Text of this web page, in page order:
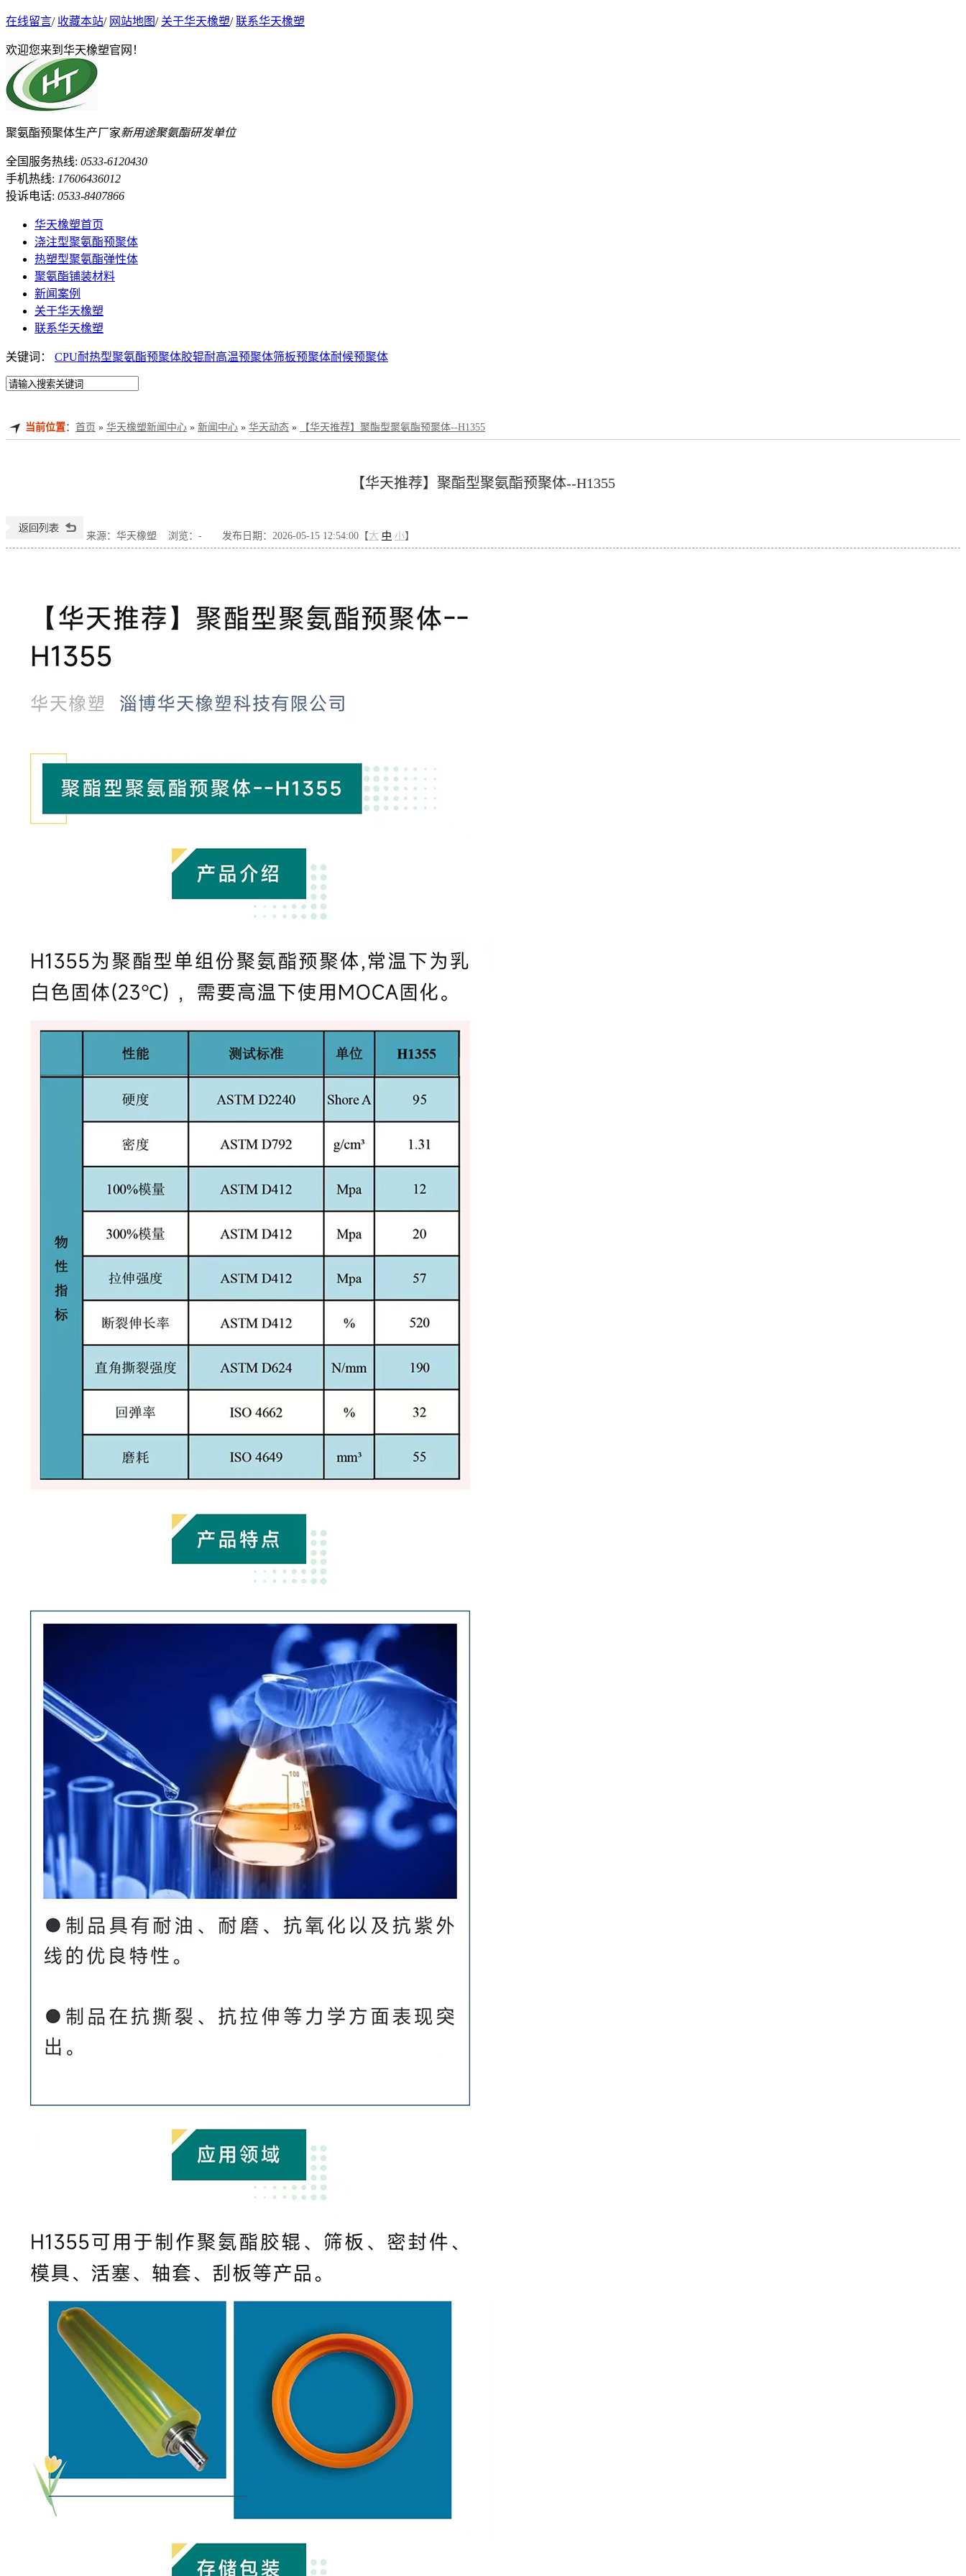
在线留言/ 收藏本站/ 网站地图/ 关于华天橡塑/联系华天橡塑
欢迎您来到华天橡塑官网！
聚氨酯预聚体生产厂家新用途聚氨酯研发单位
全国服务热线: 0533-6120430
手机热线: 17606436012
投诉电话: 0533-8407866
华天橡塑首页
浇注型聚氨酯预聚体
热塑型聚氨酯弹性体
聚氨酯铺装材料
新闻案例
关于华天橡塑
联系华天橡塑
关键词： CPU耐热型聚氨酯预聚体胶辊耐高温预聚体筛板预聚体耐候预聚体
当前位置： 首页 » 华天橡塑新闻中心 » 新闻中心 » 华天动态 » 【华天推荐】聚酯型聚氨酯预聚体--H1355
【华天推荐】聚酯型聚氨酯预聚体--H1355
来源：华天橡塑 浏览： - 发布日期：2026-05-15 12:54:00【大 中 小】